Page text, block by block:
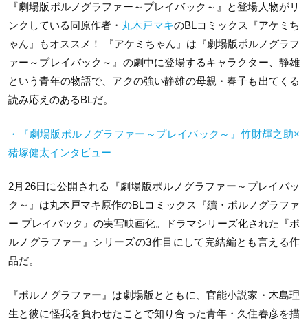
『劇場版ポルノグラファー～プレイバック～』と登場人物がリ
ンクしている同原作者・ 丸木戸マキのBLコミックス『アケミち
ゃん』もオススメ！ 『アケミちゃん』は『劇場版ポルノグラフ
ァー～プレイバック～』の劇中に登場するキャラクター、静雄
という青年の物語で、アクの強い静雄の母親・春子も出てくる
読み応えのあるBLだ。
・『劇場版ポルノグラファー～プレイバック～』竹財輝之助×
猪塚健太インタビュー
2月26日に公開される『劇場版ポルノグラファー～プレイバッ
ク～』は丸木戸マキ原作のBLコミックス『續・ポルノグラファ
ー プレイバック』の実写映画化。ドラマシリーズ化された『ポ
ルノグラファー』シリーズの3作目にして完結編とも言える作
品だ。
『ポルノグラファー』は劇場版とともに、官能小説家・木島理
生と彼に怪我を負わせたことで知り合った青年・久住春彦を描